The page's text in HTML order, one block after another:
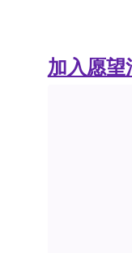
加入愿望